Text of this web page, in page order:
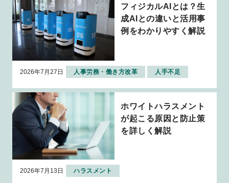
フィジカルAIとは？生
成AIとの違いと活用事
例をわかりやすく解説
2026年7月27日 人事労務・働き方改革 人手不足
ホワイトハラスメント
が起こる原因と防止策
を詳しく解説
2026年7月13日 ハラスメント